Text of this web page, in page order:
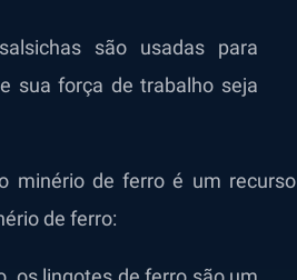
são usadas para
sua força de trabalho seja
minério de ferro é um recurso
de ferro: